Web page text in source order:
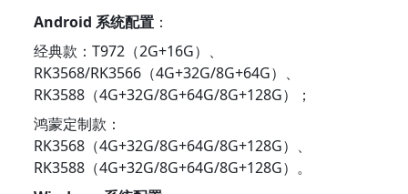
Android 系统配置 ：
经典款：T972（2G+16G）、
RK3568/RK3566（4G+32G/8G+64G）、
RK3588（4G+32G/8G+64G/8G+128G）；
鸿蒙定制款：
RK3568（4G+32G/8G+64G/8G+128G）、
RK3588（4G+32G/8G+64G/8G+128G）。